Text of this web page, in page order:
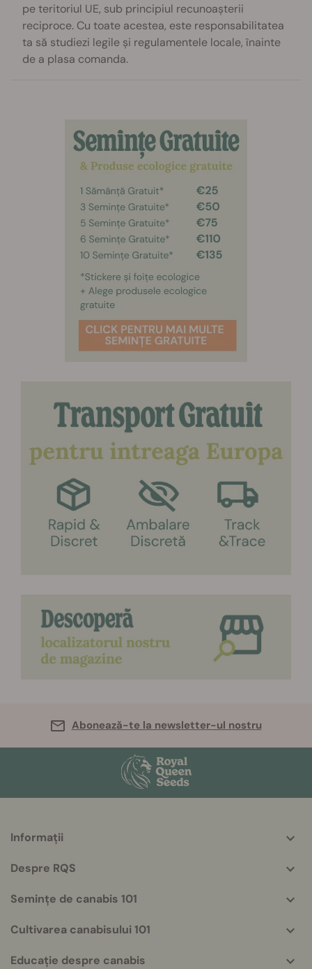
pe teritoriul UE, sub principiul recunoașterii
reciproce. Cu toate acestea, este responsabilitatea
ta să studiezi legile și regulamentele locale, înainte
de a plasa comanda.
Abonează-te la newsletter-ul nostru
More
info
Informații
Despre RQS
Semințe de canabis 101
Cultivarea canabisului 101
Educație despre canabis